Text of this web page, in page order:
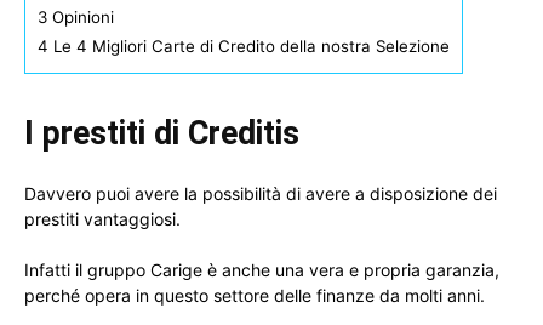
3 Opinioni
4 Le 4 Migliori Carte di Credito della nostra Selezione
I prestiti di Creditis
Davvero puoi avere la possibilità di avere a disposizione dei
prestiti vantaggiosi.
Infatti il gruppo Carige è anche una vera e propria garanzia,
perché opera in questo settore delle finanze da molti anni.